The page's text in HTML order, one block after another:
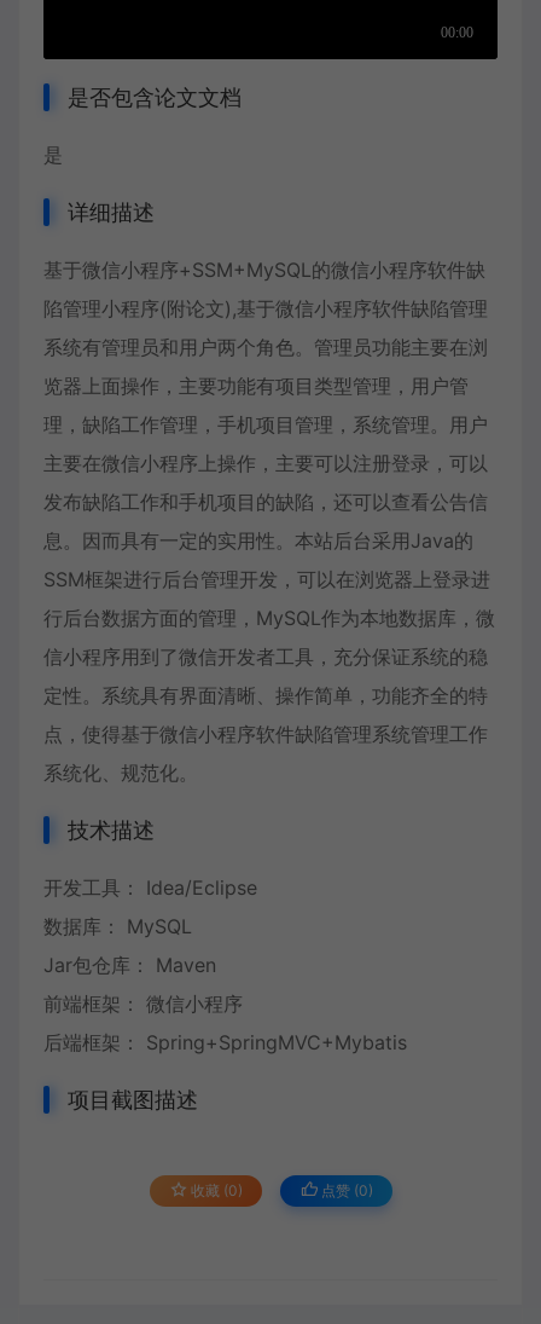
是否包含论文文档
是
详细描述
基于微信小程序+SSM+MySQL的微信小程序软件缺
陷管理小程序(附论文),基于微信小程序软件缺陷管理
系统有管理员和用户两个角色。管理员功能主要在浏
览器上面操作，主要功能有项目类型管理，用户管
理，缺陷工作管理，手机项目管理，系统管理。用户
主要在微信小程序上操作，主要可以注册登录，可以
发布缺陷工作和手机项目的缺陷，还可以查看公告信
息。因而具有一定的实用性。本站后台采用Java的
SSM框架进行后台管理开发，可以在浏览器上登录进
行后台数据方面的管理，MySQL作为本地数据库，微
信小程序用到了微信开发者工具，充分保证系统的稳
定性。系统具有界面清晰、操作简单，功能齐全的特
点，使得基于微信小程序软件缺陷管理系统管理工作
系统化、规范化。
技术描述
开发工具： Idea/Eclipse
数据库： MySQL
Jar包仓库： Maven
前端框架： 微信小程序
后端框架： Spring+SpringMVC+Mybatis
项目截图描述
收藏 (0) 点赞 (0)